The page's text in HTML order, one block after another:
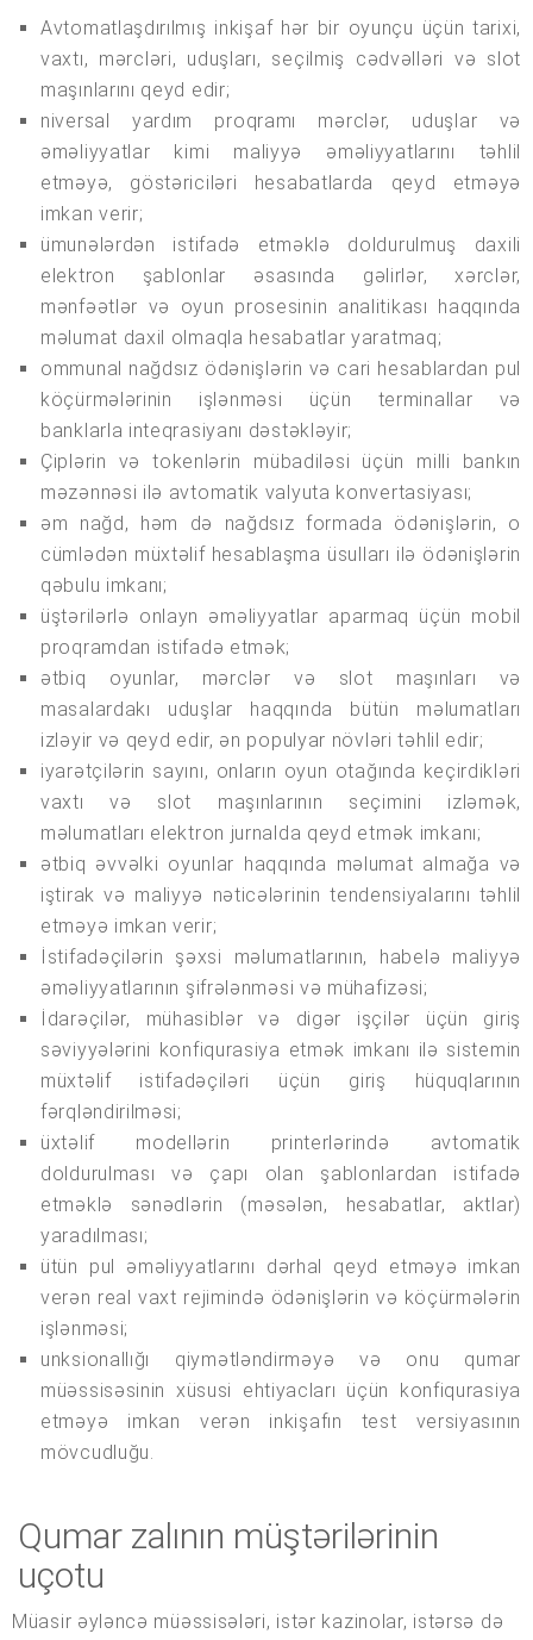
Avtomatlaşdırılmış inkişaf hər bir oyunçu üçün tarixi,
vaxtı, mərcləri, uduşları, seçilmiş cədvəlləri və slot
maşınlarını qeyd edir;
niversal yardım proqramı mərclər, uduşlar və
əməliyyatlar kimi maliyyə əməliyyatlarını təhlil
etməyə, göstəriciləri hesabatlarda qeyd etməyə
imkan verir;
ümunələrdən istifadə etməklə doldurulmuş daxili
elektron şablonlar əsasında gəlirlər, xərclər,
mənfəətlər və oyun prosesinin analitikası haqqında
məlumat daxil olmaqla hesabatlar yaratmaq;
ommunal nağdsız ödənişlərin və cari hesablardan pul
köçürmələrinin işlənməsi üçün terminallar və
banklarla inteqrasiyanı dəstəkləyir;
Çiplərin və tokenlərin mübadiləsi üçün milli bankın
məzənnəsi ilə avtomatik valyuta konvertasiyası;
əm nağd, həm də nağdsız formada ödənişlərin, o
cümlədən müxtəlif hesablaşma üsulları ilə ödənişlərin
qəbulu imkanı;
üştərilərlə onlayn əməliyyatlar aparmaq üçün mobil
proqramdan istifadə etmək;
ətbiq oyunlar, mərclər və slot maşınları və
masalardakı uduşlar haqqında bütün məlumatları
izləyir və qeyd edir, ən populyar növləri təhlil edir;
iyarətçilərin sayını, onların oyun otağında keçirdikləri
vaxtı və slot maşınlarının seçimini izləmək,
məlumatları elektron jurnalda qeyd etmək imkanı;
ətbiq əvvəlki oyunlar haqqında məlumat almağa və
iştirak və maliyyə nəticələrinin tendensiyalarını təhlil
etməyə imkan verir;
İstifadəçilərin şəxsi məlumatlarının, habelə maliyyə
əməliyyatlarının şifrələnməsi və mühafizəsi;
İdarəçilər, mühasiblər və digər işçilər üçün giriş
səviyyələrini konfiqurasiya etmək imkanı ilə sistemin
müxtəlif istifadəçiləri üçün giriş hüquqlarının
fərqləndirilməsi;
üxtəlif modellərin printerlərində avtomatik
doldurulması və çapı olan şablonlardan istifadə
etməklə sənədlərin (məsələn, hesabatlar, aktlar)
yaradılması;
ütün pul əməliyyatlarını dərhal qeyd etməyə imkan
verən real vaxt rejimində ödənişlərin və köçürmələrin
işlənməsi;
unksionallığı qiymətləndirməyə və onu qumar
müəssisəsinin xüsusi ehtiyacları üçün konfiqurasiya
etməyə imkan verən inkişafın test versiyasının
mövcudluğu.
Qumar zalının müştərilərinin
uçotu
Müasir əyləncə müəssisələri, istər kazinolar, istərsə də